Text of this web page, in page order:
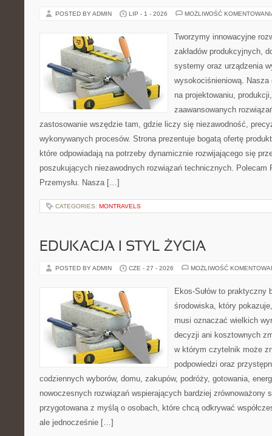
POSTED BY ADMIN LIP - 1 - 2026 MOŻLIWOŚĆ
Tworzymy innowacyjne
zakładów produkcyjnych,
systemy oraz urządzenia
wysokociśnieniową. Nasza
na projektowaniu,
zaawansowanych
zastosowanie wszędzie tam, gdzie liczy się niezawodność,
wykonywanych procesów. Strona prezentuje bogatą ofertę
które odpowiadają na potrzeby dynamicznie rozwijającego się
poszukujących niezawodnych rozwiązań technicznych. Polecam
Przemysłu. Nasza […]
CATEGORIES: MONTRAVELS
EDUKACJA I STYL ŻYCIA
POSTED BY ADMIN CZE - 27 - 2026 MOŻLIWOŚĆ
Ekos-Sułów to praktyczny
środowiska, który
musi oznaczać wielkich
decyzji ani kosztownych
w którym czytelnik może
podpowiedzi oraz
codziennych wyborów, domu, zakupów, podróży, gotowania,
nowoczesnych rozwiązań wspierających bardziej zrównoważony
przygotowana z myślą o osobach, które chcą odkrywać
ale jednocześnie […]